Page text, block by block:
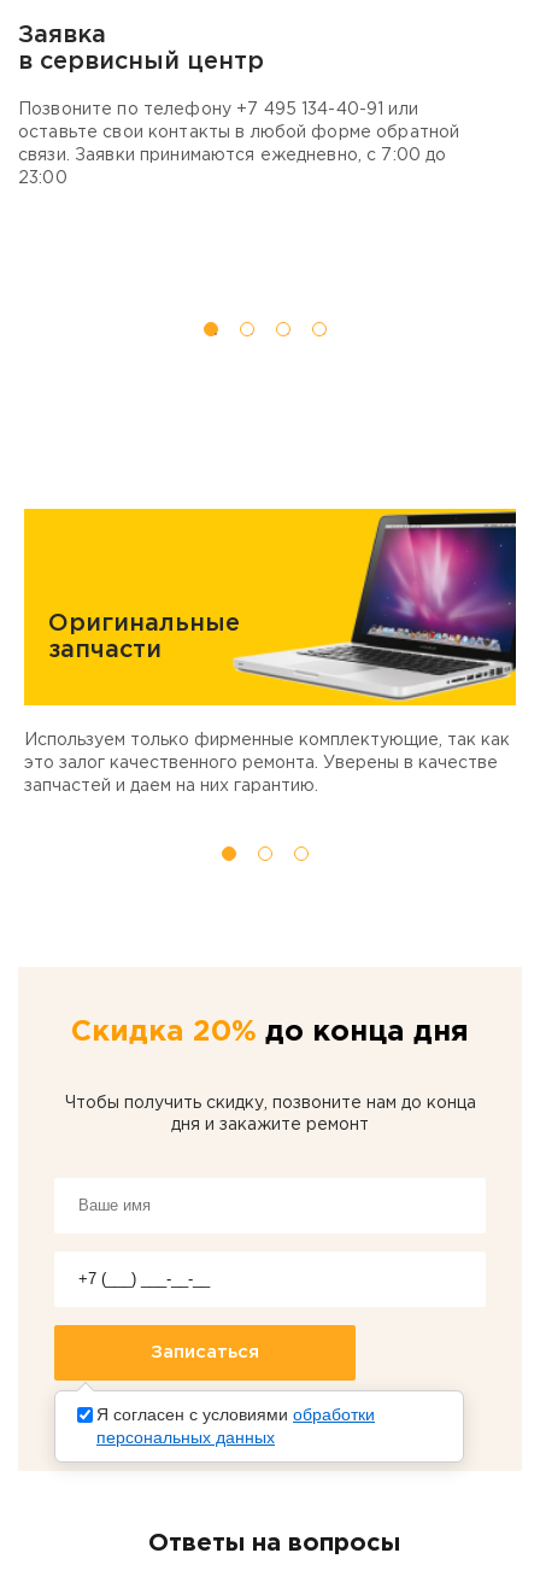
Заявка
в сервисный центр
Позвоните по телефону +7 495 134-40-91 или
оставьте свои контакты в любой форме обратной
связи. Заявки принимаются ежедневно, с 7:00 до
23:00
Оригинальные
запчасти
Используем только фирменные комплектующие, так как
это залог качественного ремонта. Уверены в качестве
запчастей и даем на них гарантию.
Скидка 20% до конца дня
Чтобы получить скидку, позвоните нам до конца
дня и закажите ремонт
Ответы на вопросы
Я согласен с условиями обработки
персональных данных